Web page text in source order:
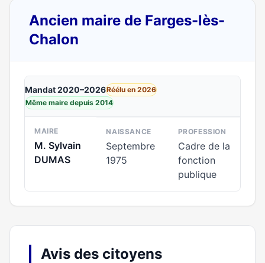
Ancien maire de Farges-lès-
Chalon
Mandat 2020–2026Réélu en 2026
Même maire depuis 2014
MAIRE
M. Sylvain
DUMAS
NAISSANCE
Septembre
1975
PROFESSION
Cadre de la
fonction
publique
Avis des citoyens